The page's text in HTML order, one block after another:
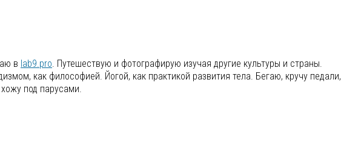
в lab9.pro. Путешествую и фотографирую изучая другие культуры и страны.
как философией. Йогой, как практикой развития тела. Бегаю, кручу педали,
под парусами.